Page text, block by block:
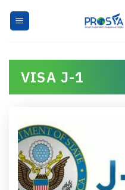
VISA J-1